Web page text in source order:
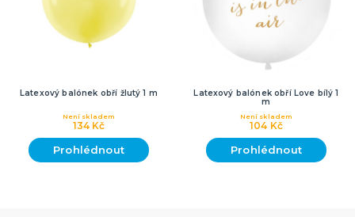
Latexový balónek obří žlutý 1 m
134 Kč
Není skladem
Prohlédnout
Latexový balónek obří Love bílý 1
m
104 Kč
Není skladem
Prohlédnout